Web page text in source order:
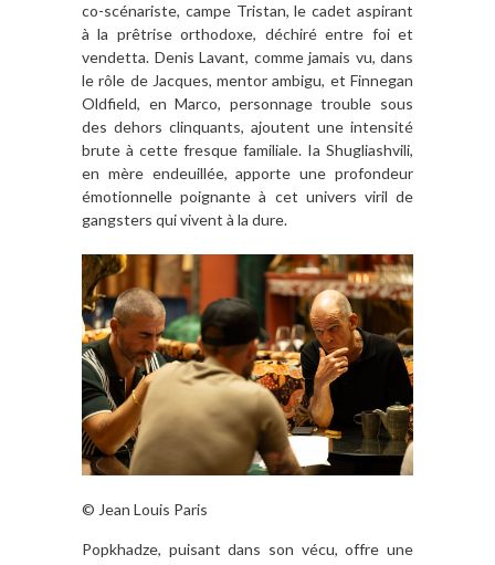
co-scénariste, campe Tristan, le cadet aspirant
à la prêtrise orthodoxe, déchiré entre foi et
vendetta. Denis Lavant, comme jamais vu, dans
le rôle de Jacques, mentor ambigu, et Finnegan
Oldfield, en Marco, personnage trouble sous
des dehors clinquants, ajoutent une intensité
brute à cette fresque familiale. Ia Shugliashvili,
en mère endeuillée, apporte une profondeur
émotionnelle poignante à cet univers viril de
gangsters qui vivent à la dure.
© Jean Louis Paris
Popkhadze, puisant dans son vécu, offre une